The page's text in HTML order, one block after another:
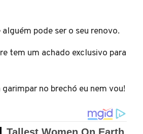
pode ser o seu renovo.
tem um achado exclusivo para
no brechó eu nem vou!